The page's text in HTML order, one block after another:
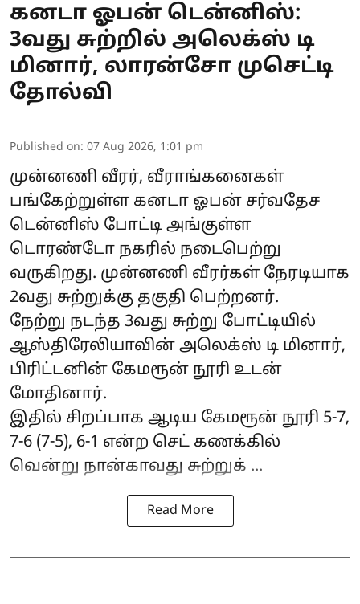
கனடா ஓபன் டென்னிஸ்:
3வது சுற்றில் அலெக்ஸ் டி
மினார், லாரன்சோ முசெட்டி
தோல்வி
Published on: 07 Aug 2026, 1:01 pm
முன்னணி வீரர், வீராங்கனைகள்
பங்கேற்றுள்ள கனடா ஓபன் சர்வதேச
டென்னிஸ் போட்டி அங்குள்ள
டொரண்டோ நகரில் நடைபெற்று
வருகிறது. முன்னணி வீரர்கள் நேரடியாக
2வது சுற்றுக்கு தகுதி பெற்றனர்.
நேற்று நடந்த 3வது சுற்று போட்டியில்
ஆஸ்திரேலியாவின் அலெக்ஸ் டி மினார்,
பிரிட்டனின் கேமரூன் நூரி உடன்
மோதினார்.
இதில் சிறப்பாக ஆடிய கேமரூன் நூரி 5-7,
7-6 (7-5), 6-1 என்ற செட் கணக்கில்
வென்று நான்காவது சுற்றுக் ...
Read More